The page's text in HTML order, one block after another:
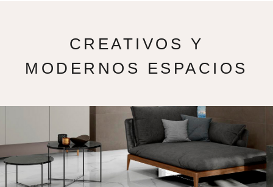
CREATIVOS Y
MODERNOS ESPACIOS